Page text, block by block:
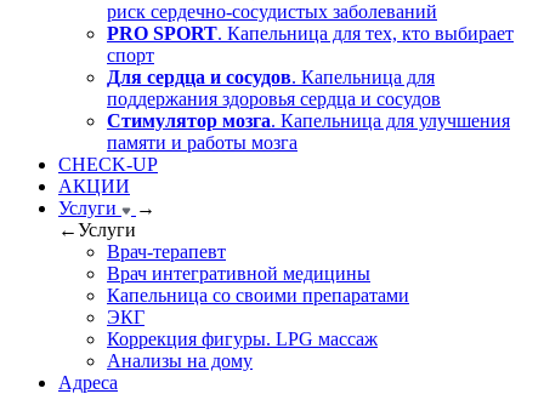
риск сердечно-сосудистых заболеваний
PRO SPORT. Капельница для тех, кто выбирает
спорт
Для сердца и сосудов. Капельница для
поддержания здоровья сердца и сосудов
Стимулятор мозга. Капельница для улучшения
памяти и работы мозга
CHECK-UP
АКЦИИ
Услуги
→
←Услуги
Врач-терапевт
Врач интегративной медицины
Капельница со своими препаратами
ЭКГ
Коррекция фигуры. LPG массаж
Анализы на дому
Адреса